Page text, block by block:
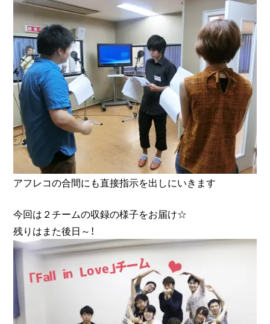
アフレコの合間にも直接指示を出しにいきます
今回は２チームの収録の様子をお届け☆
残りはまた後日～！